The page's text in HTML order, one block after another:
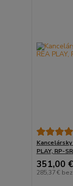
PLAY, RP-
351,00 €
285,37 €